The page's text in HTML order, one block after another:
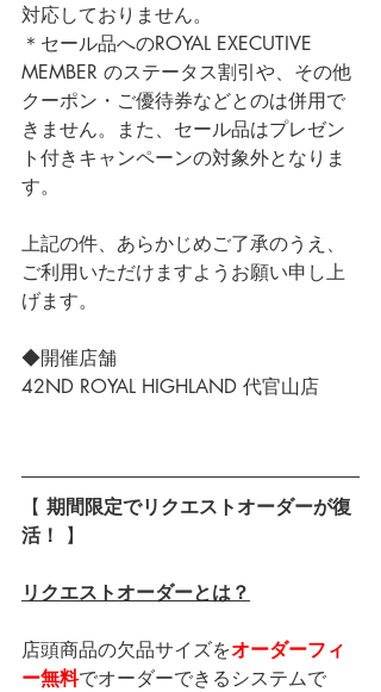
対応しておりません。
＊セール品へのROYAL EXECUTIVE
MEMBER のステータス割引や、その他
クーポン・ご優待券などとのは併用で
きません。また、セール品はプレゼン
ト付きキャンペーンの対象外となりま
す。
上記の件、あらかじめご了承のうえ、
ご利用いただけますようお願い申し上
げます。
◆開催店舗
42ND ROYAL HIGHLAND 代官山店
【 期間限定でリクエストオーダーが復
活！
】
リクエストオーダーとは？
店頭商品の欠品サイズをオーダーフィ
ー無料でオーダーできるシステムで